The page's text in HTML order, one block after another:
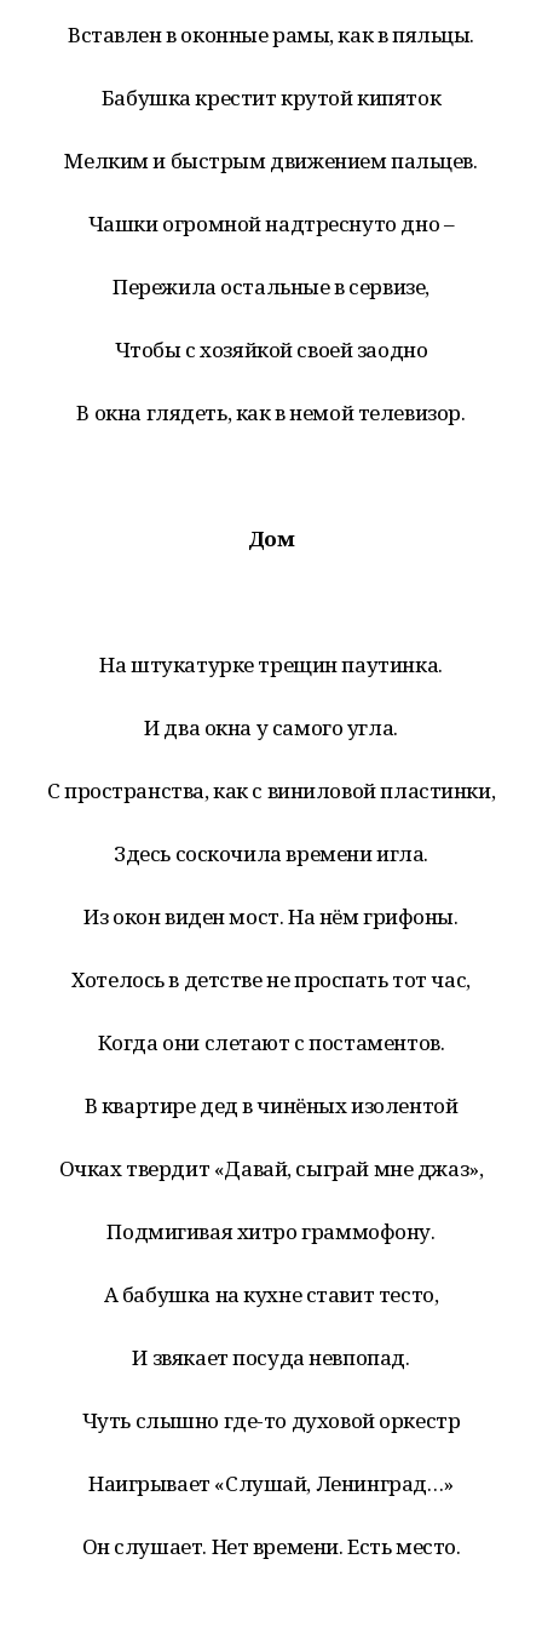
Вставлен в оконные рамы, как в пяльцы.
Бабушка крестит крутой кипяток
Мелким и быстрым движением пальцев.
Чашки огромной надтреснуто дно –
Пережила остальные в сервизе,
Чтобы с хозяйкой своей заодно
В окна глядеть, как в немой телевизор.
Дом
На штукатурке трещин паутинка.
И два окна у самого угла.
С пространства, как с виниловой пластинки,
Здесь соскочила времени игла.
Из окон виден мост. На нём грифоны.
Хотелось в детстве не проспать тот час,
Когда они слетают с постаментов.
В квартире дед в чинёных изолентой
Очках твердит «Давай, сыграй мне джаз»,
Подмигивая хитро граммофону.
А бабушка на кухне ставит тесто,
И звякает посуда невпопад.
Чуть слышно где-то духовой оркестр
Наигрывает «Слушай, Ленинград…»
Он слушает. Нет времени. Есть место.